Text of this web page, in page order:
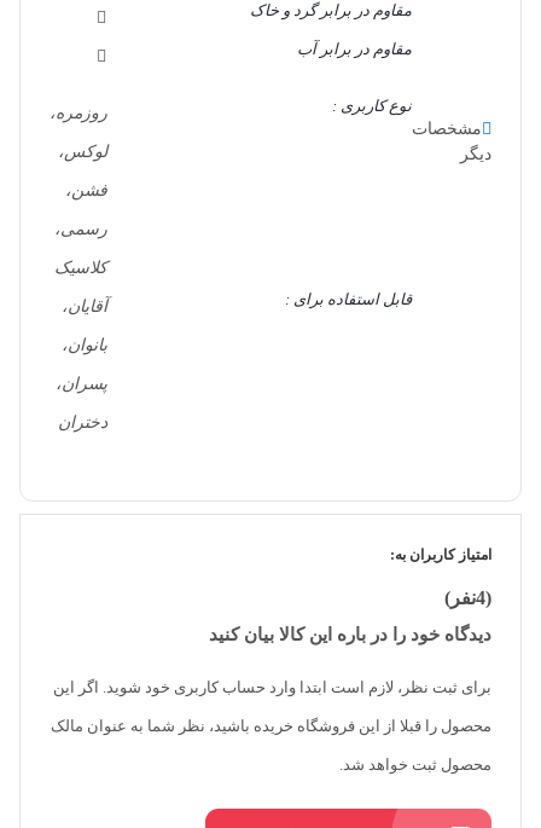
مقاوم در برابر گرد و خاک
مقاوم در برابر آب
مشخصات
دیگر
نوع کاربری : روزمره،
لوکس،
فشن،
رسمی،
کلاسیک
قابل استفاده برای :
آقایان،
بانوان،
پسران،
دختران
امتیاز کاربران به:
(4نفر)
دیدگاه خود را در باره این کالا بیان کنید
برای ثبت نظر، لازم است ابتدا وارد حساب کاربری خود شوید. اگر این
محصول را قبلا از این فروشگاه خریده باشید، نظر شما به عنوان مالک
محصول ثبت خواهد شد.